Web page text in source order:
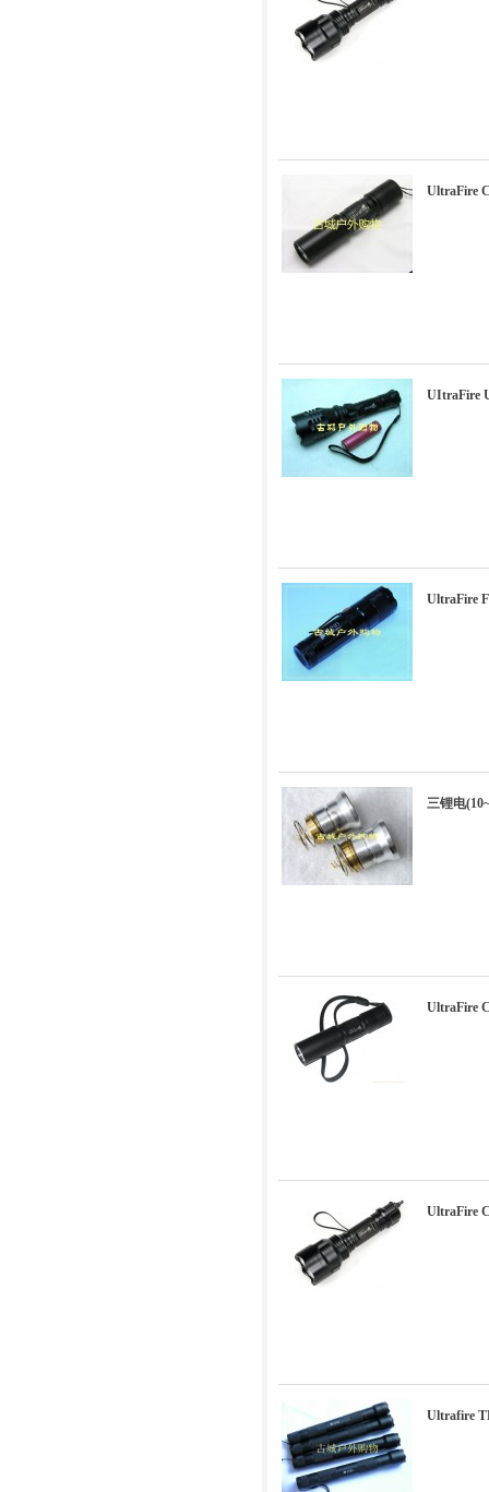
UltraFire
UItraFire
UltraFire
三锂电
UltraFire
UltraFire
Ultrafire